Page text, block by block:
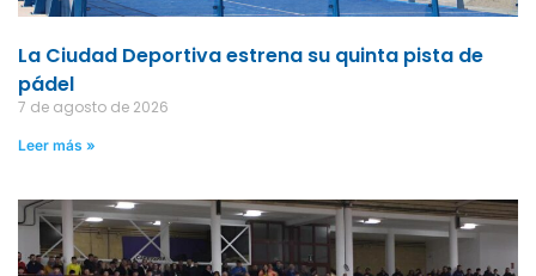
La Ciudad Deportiva estrena su quinta pista de
pádel
7 de agosto de 2026
Leer más »